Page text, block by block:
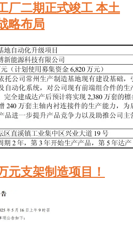
厂二期正式竣工 本土
略布局
元支架制造项目！